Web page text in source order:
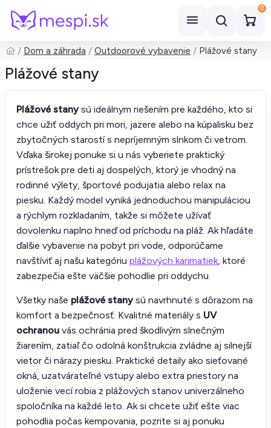
0
Hľadať
Dom a záhrada Outdoorové vybavenie Plážové stany
Plážové stany
Plážové stanysú ideálnym riešením pre každého, kto si
chce užiť oddych pri mori, jazere alebo na kúpalisku bez
zbytočných starostí s nepríjemným slnkom či vetrom.
Vďaka širokej ponuke si u nás vyberiete praktický
prístrešok pre deti aj dospelých, ktorý je vhodný na
rodinné výlety, športové podujatia alebo relax na
piesku. Každý model vyniká jednoduchou manipuláciou
a rýchlym rozkladaním, takže si môžete užívať
dovolenku naplno hneď od príchodu na pláž. Ak hľadáte
ďalšie vybavenie na pobyt pri vode, odporúčame
navštíviť aj našu kategóriu plážových karimatiek, ktoré
zabezpečia ešte väčšie pohodlie pri oddychu.
Všetky naše plážové stanysú navrhnuté s dôrazom na
komfort a bezpečnosť. Kvalitné materiály s UV
ochranou vás ochránia pred škodlivým slnečným
žiarením, zatiaľ čo odolná konštrukcia zvládne aj silnejší
vietor či nárazy piesku. Praktické detaily ako sieťované
okná, uzatvárateľné vstupy alebo extra priestory na
uloženie vecí robia z plážových stanov univerzálneho
spoločníka na každé leto. Ak si chcete užiť ešte viac
pohodlia počas kempovania, pozrite si aj ponuku